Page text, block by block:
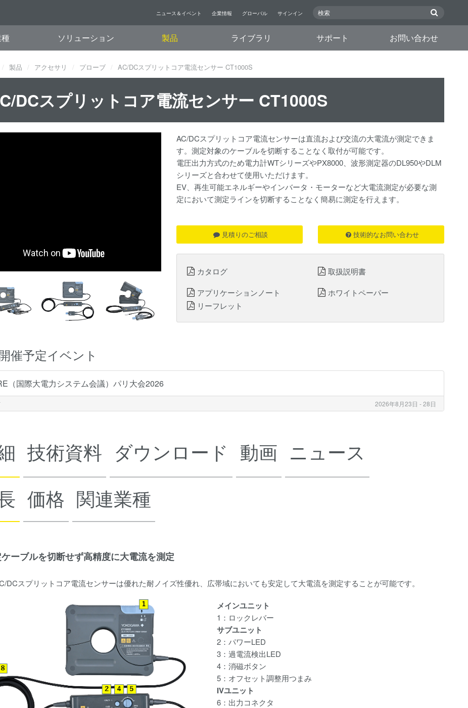
ニュース＆イベント 企業情報 グローバル サインイン
ソリューション 製品 ライブラリ サポート お問い合わせ
製品 アクセサリ プローブ AC/DCスプリットコア電流センサー CT1000S
DCスプリットコア電流センサー CT1000S
AC/DCスプリットコア電流センサーは直流および交流の大電流が測定できま
す。測定対象のケーブルを切断することなく取付が可能です。
電圧出力方式のため電力計WTシリーズやPX8000、波形測定器のDL950やDLM
シリーズと合わせて使用いただけます。
EV、再生可能エネルギーやインバータ・モーターなど大電流測定が必要な測
定において測定ラインを切断することなく簡易に測定を行えます。
見積りのご相談 技術的なお問い合わせ
カタログ
取扱説明書
アプリケーションノート
ホワイトペーパー
リーフレット
催予定イベント
（国際大電力システム会議）パリ大会2026
2026年8月23日 - 28日
技術資料 ダウンロード 動画 ニュース
価格 関連業種
ーブルを切断せず高精度に大電流を測定
DCスプリットコア電流センサーは優れた耐ノイズ性優れ、広帯域においても安定して大電流を測定することが可能です。
メインユニット
1：ロックレバー
サブユニット
2：パワーLED
3：過電流検出LED
4：消磁ボタン
5：オフセット調整用つまみ
IVユニット
6：出力コネクタ